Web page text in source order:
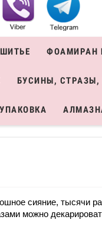
ШИТЬЕ ФОАМИРАН
БУСИНЫ, СТРАЗЫ,
сияние, тысячи
можно